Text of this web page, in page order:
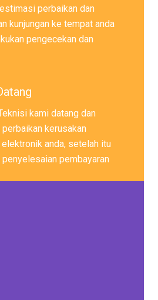
perbaikan dan
kunjungan ke tempat anda
pengecekan dan
kami datang dan
kerusakan
anda, setelah itu
penyelesaian pembayaran